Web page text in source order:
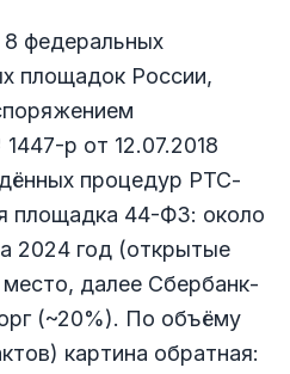
8 федеральных
площадок России,
р от 12.07.2018
процедур РТС-
площадка 44-ФЗ: около
2024 год (открытые
далее Сбербанк-
(~20%). По объёму
картина обратная: